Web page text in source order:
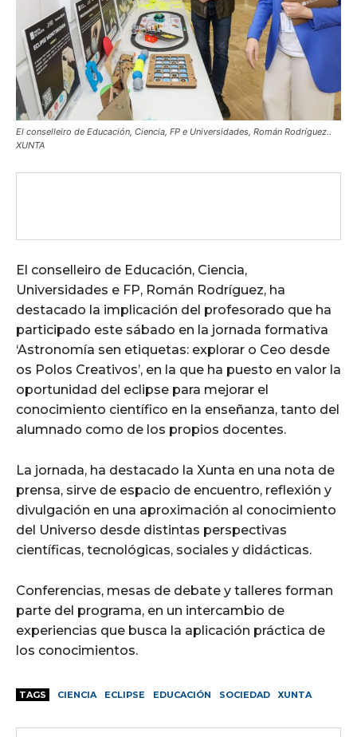
El conselleiro de Educación, Ciencia, FP e Universidades, Román Rodríguez..
XUNTA
El conselleiro de Educación, Ciencia,
Universidades e FP, Román Rodríguez, ha
destacado la implicación del profesorado que ha
participado este sábado en la jornada formativa
‘Astronomía sen etiquetas: explorar o Ceo desde
os Polos Creativos’, en la que ha puesto en valor la
oportunidad del eclipse para mejorar el
conocimiento científico en la enseñanza, tanto del
alumnado como de los propios docentes.
La jornada, ha destacado la Xunta en una nota de
prensa, sirve de espacio de encuentro, reflexión y
divulgación en una aproximación al conocimiento
del Universo desde distintas perspectivas
científicas, tecnológicas, sociales y didácticas.
Conferencias, mesas de debate y talleres forman
parte del programa, en un intercambio de
experiencias que busca la aplicación práctica de
los conocimientos.
TAGS CIENCIA ECLIPSE EDUCACIÓN SOCIEDAD XUNTA